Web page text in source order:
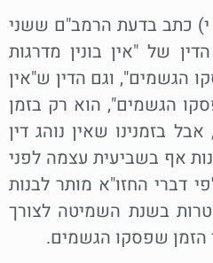
י) כתב בדעת הרמב"ם ששני
של "אין בונין מדרגות
הגשמים", וגם הדין ש"אין
הגשמים", הוא רק בזמן
בזמנינו שאין נוהג דין
אף בשביעית עצמה לפני
דברי החזו"א מותר לבנות
בשנת השמיטה לצורך
הזמן שפסקו הגשמים.